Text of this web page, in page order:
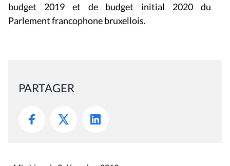
budget 2019 et de budget initial 2020 du
Parlement francophone bruxellois.
PARTAGER